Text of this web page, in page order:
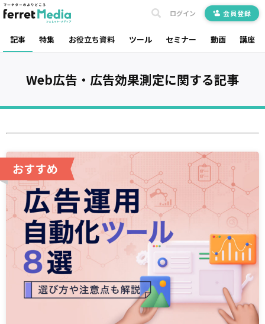
記事 特集 お役立ち資料 ツール セミナー 動画 講座
ログイン 会員登録
Web広告・広告効果測定に関する記事